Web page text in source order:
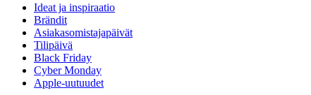
Ideat ja inspiraatio
Brändit
Asiakasomistajapäivät
Tilipäivä
Black Friday
Cyber Monday
Apple-uutuudet